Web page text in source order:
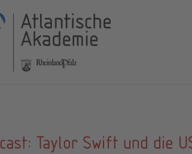
Taylor Swift und die